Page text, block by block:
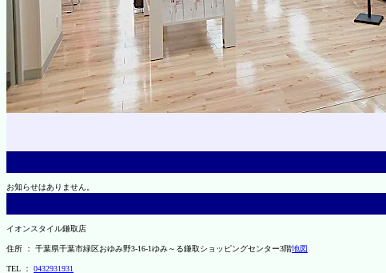
お知らせはありません。
イオンスタイル鎌取店
住所 ： 千葉県千葉市緑区おゆみ野3-16-1ゆみ～る鎌取ショッピングセンター3階地図
TEL ： 0432931931